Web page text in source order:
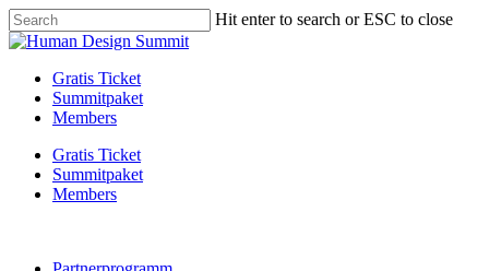
Skip
to
content
Hit enter to search or ESC to close
Close
Menu
Gratis Ticket
Summitpaket
Members
Gratis Ticket
Summitpaket
Members